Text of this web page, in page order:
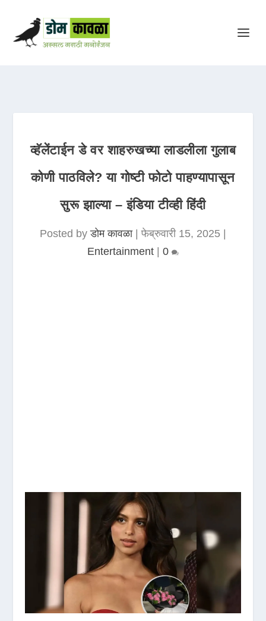
व्हॅलेंटाईन डे वर शाहरुखच्या लाडलीला गुलाब
कोणी पाठविले? या गोष्टी फोटो पाहण्यापासून
सुरू झाल्या – इंडिया टीव्ही हिंदी
Posted byडोम कावळा|फेब्रुवारी 15, 2025
Entertainment
0